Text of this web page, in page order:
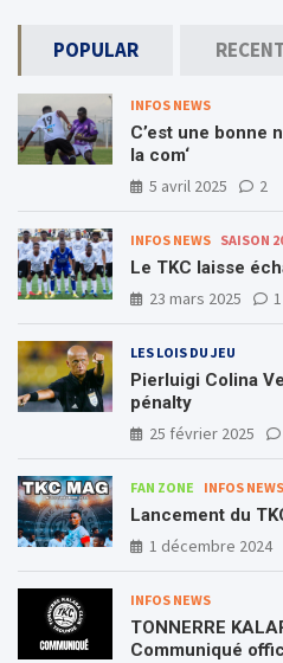
POPULAR
INFOS NEWS
C’est une bonne
la com‘
5 avril 2025
2
INFOS NEWS SAISON
Le TKC laisse
23 mars 2025
1
LES LOIS DU JEU
Pierluigi Colina
pénalty
25 février 2025
FAN ZONE INFOS NEWS
Lancement du
1 décembre 2024
INFOS NEWS
TONNERRE
Communiqué